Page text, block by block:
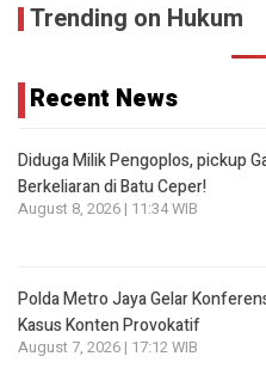
Trending on Hukum
Recent News
Diduga Milik Pengoplos, pickup
Berkeliaran di Batu Ceper!
August 8, 2026 | 11:34 WIB
Polda Metro Jaya Gelar
Kasus Konten Provokatif
August 7, 2026 | 17:12 WIB